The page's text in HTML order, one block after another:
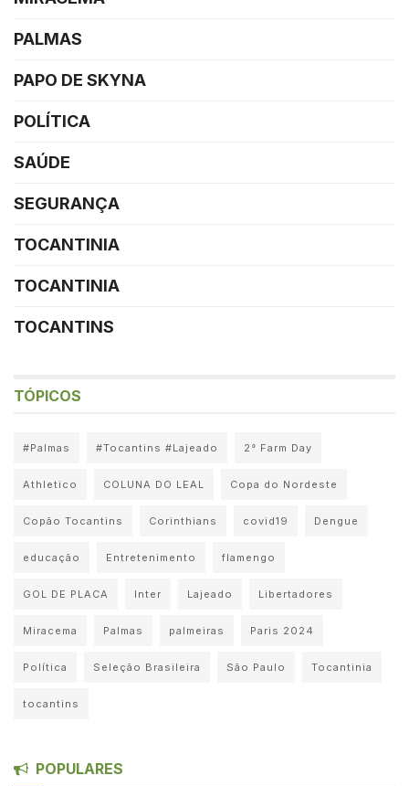
PALMAS
PAPO DE SKYNA
POLÍTICA
SAÚDE
SEGURANÇA
TOCANTINIA
TOCANTINIA
TOCANTINS
TÓPICOS
#Palmas #Tocantins #Lajeado 2° Farm Day
Athletico COLUNA DO LEAL Copa do Nordeste
Copão Tocantins Corinthians covid19 Dengue
educação Entretenimento flamengo
GOL DE PLACA Inter Lajeado Libertadores
Miracema Palmas palmeiras Paris 2024
Política Seleção Brasileira São Paulo Tocantinia
tocantins
POPULARES